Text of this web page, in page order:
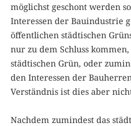
möglichst geschont werden
Interessen der Bauindustrie
öffentlichen städtischen
nur zu dem Schluss
städtischen Grün, oder
den Interessen der
Verständnis ist dies aber
Nachdem zumindest das